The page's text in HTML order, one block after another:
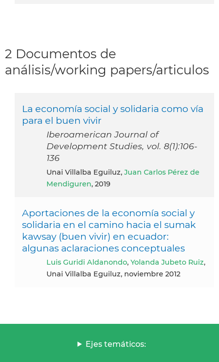
2 Documentos de
análisis/working papers/articulos
La economía social y solidaria como vía
para el buen vivir
Iberoamerican Journal of
Development Studies, vol. 8(1):106-
136
Unai Villalba Eguiluz, Juan Carlos Pérez de
Mendiguren, 2019
Aportaciones de la economía social y
solidaria en el camino hacia el sumak
kawsay (buen vivir) en ecuador:
algunas aclaraciones conceptuales
Luis Guridi Aldanondo, Yolanda Jubeto Ruiz,
Unai Villalba Eguiluz, noviembre 2012
Ejes temáticos: